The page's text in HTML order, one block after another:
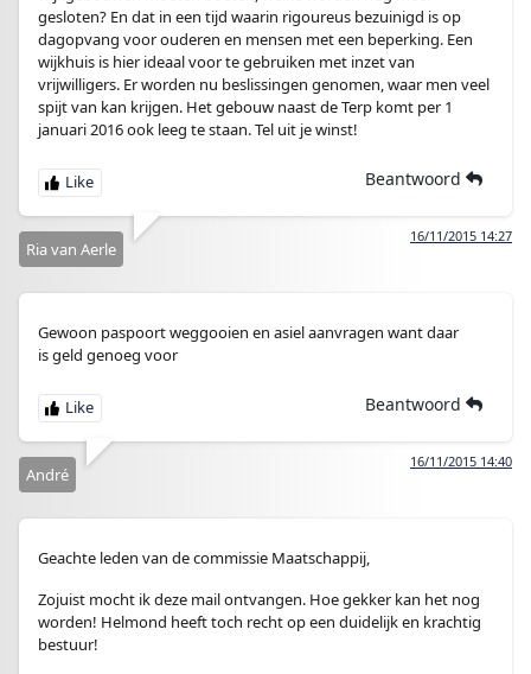
gesloten? En dat in een tijd waarin rigoureus bezuinigd is op
dagopvang voor ouderen en mensen met een beperking. Een
wijkhuis is hier ideaal voor te gebruiken met inzet van
vrijwilligers. Er worden nu beslissingen genomen, waar men veel
spijt van kan krijgen. Het gebouw naast de Terp komt per 1
januari 2016 ook leeg te staan. Tel uit je winst!
Beantwoord
16/11/2015 14:27
Ria van Aerle
Gewoon paspoort weggooien en asiel aanvragen want daar
is geld genoeg voor
Beantwoord
16/11/2015 14:40
André
Geachte leden van de commissie Maatschappij,
Zojuist mocht ik deze mail ontvangen. Hoe gekker kan het nog
worden! Helmond heeft toch recht op een duidelijk en krachtig
bestuur!